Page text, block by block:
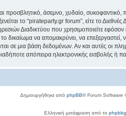
προσβλητικό, άσεμνο, χυδαίο,
το “pirateparty.gr forum”, είτε το
Διαδικτύου που χρησιμοποιείτε
να απομακρύνει, να επεξεργαστεί,
σε μια βάση δεδομένων. Αν και αυτές οι
απόπειρα ηλεκτρονικής εισβολής ή
Δημιουργήθηκε από phpBB® Forum Software
Ελληνική μετάφραση από το